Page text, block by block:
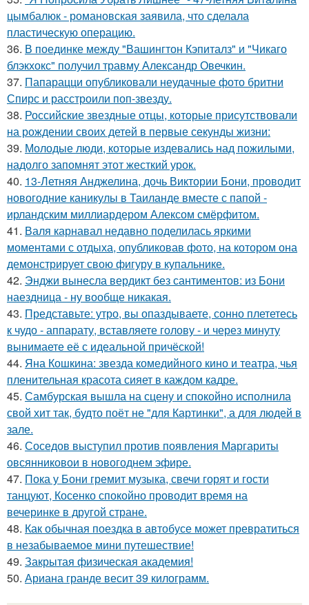
цымбалюк - романовская заявила, что сделала
пластическую операцию.
36. В поединке между "Вашингтон Кэпиталз" и "Чикаго
блэкхокс" получил травму Александр Овечкин.
37. Папарацци опубликовали неудачные фото бритни
Спирс и расстроили поп-звезду.
38. Российские звездные отцы, которые присутствовали
на рождении своих детей в первые секунды жизни:
39. Молодые люди, которые издевались над пожилыми,
надолго запомнят этот жесткий урок.
40. 13-Летняя Анджелина, дочь Виктории Бони, проводит
новогодние каникулы в Таиланде вместе с папой -
ирландским миллиардером Алексом смёрфитом.
41. Валя карнавал недавно поделилась яркими
моментами с отдыха, опубликовав фото, на котором она
демонстрирует свою фигуру в купальнике.
42. Энджи вынесла вердикт без сантиментов: из Бони
наездница - ну вообще никакая.
43. Представьте: утро, вы опаздываете, сонно плететесь
к чудо - аппарату, вставляете голову - и через минуту
вынимаете её с идеальной причёской!
44. Яна Кошкина: звезда комедийного кино и театра, чья
пленительная красота сияет в каждом кадре.
45. Самбурская вышла на сцену и спокойно исполнила
свой хит так, будто поёт не "для Картинки", а для людей в
зале.
46. Соседов выступил против появления Маргариты
овсянниковои в новогоднем эфире.
47. Пока у Бони гремит музыка, свечи горят и гости
танцуют, Косенко спокойно проводит время на
вечеринке в другой стране.
48. Как обычная поездка в автобусе может превратиться
в незабываемое мини путешествие!
49. Закрытая физическая академия!
50. Ариана гранде весит 39 килограмм.